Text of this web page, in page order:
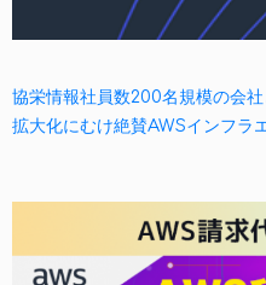
協栄情報社員数200名規模の会
拡大化にむけ絶賛AWSインフラ